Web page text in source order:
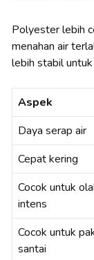
Polyester lebih
menahan air
lebih stabil
Aspek
Daya serap air
Cepat kering
Cocok untuk
intens
Cocok untuk
santai